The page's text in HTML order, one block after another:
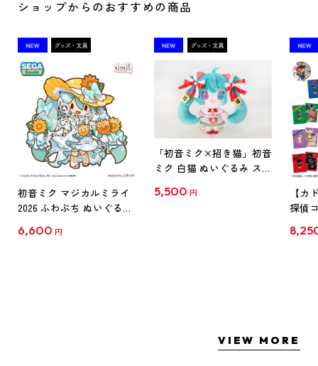
ショップからのおすすめの商品
初音ミク マジカルミライ
2026 ふわぷち ぬいぐるみ
6,600 円
「初音ミク×招き猫」初音
ミク 白猫 ぬいぐるみ スタ
5,500 円
【カ
探偵
クリ
VIEW MORE